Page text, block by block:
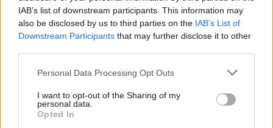
IAB’s list of downstream participants. This information may
also be disclosed by us to third parties on the IAB’s List of
Downstream Participants that may further disclose it to other
Please note that this website/app uses one or more Google
not limited to your visit or usage behaviour. You may click to
grant or deny consent to Google and its third-party tags to
use your data for below specified purposes in below Google
Personal Data Processing Opt Outs
I want to opt-out of the Sharing of my
personal data.
Opted In